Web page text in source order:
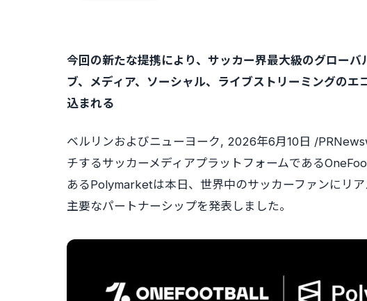
今回の新たな提携により、サッカー界最大級のグロー
ブ、メディア、ソーシャル、ライブストリーミングの
込まれる
ベルリンおよびニューヨーク, 2026年6月10日 /
チするサッカーメディアプラットフォームである
あるPolymarketは本日、世界中のサッカーファンにリ
主要なパートナーシップを発表しました。